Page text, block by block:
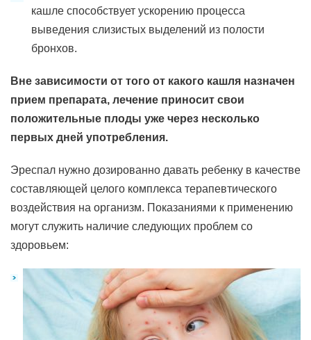
кашле способствует ускорению процесса
выведения слизистых выделений из полости
бронхов.
Вне зависимости от того от какого кашля назначен
прием препарата, лечение приносит свои
положительные плоды уже через несколько
первых дней употребления.
Эреспал нужно дозированно давать ребенку в качестве
составляющей целого комплекса терапевтического
воздействия на организм. Показаниями к применению
могут служить наличие следующих проблем со
здоровьем: